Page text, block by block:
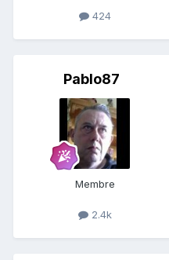
424
Pablo87
Membre
2.4k